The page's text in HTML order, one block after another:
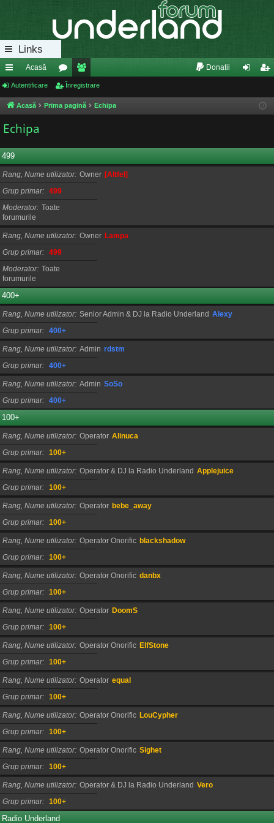
Links
eg
ăt
uri
pi
de
Acasă
or
u
e
m
Donatii
eg
Autentificare Înregistrare
Acasă Prima pagină Echipa
Echipa
499
Rang, Nume utilizator Owner [Altfel]
Grup primar
499
Moderator Toate
forumurile
Rang, Nume utilizator Owner Lampa
Grup primar
499
Moderator Toate
forumurile
400+
Rang, Nume utilizator Senior Admin & DJ la Radio Underland Alexy
Grup primar
400+
Rang, Nume utilizator Admin rdstm
Grup primar
400+
Rang, Nume utilizator Admin SoSo
Grup primar
400+
100+
Rang, Nume utilizator Operator Alinuca
Grup primar
100+
Rang, Nume utilizator Operator & DJ la Radio Underland Applejuice
Grup primar
100+
Rang, Nume utilizator Operator bebe_away
Grup primar
100+
Rang, Nume utilizator Operator Onorific blackshadow
Grup primar
100+
Rang, Nume utilizator Operator Onorific danbx
Grup primar
100+
Rang, Nume utilizator Operator DoomS
Grup primar
100+
Rang, Nume utilizator Operator Onorific ElfStone
Grup primar
100+
Rang, Nume utilizator Operator equal
Grup primar
100+
Rang, Nume utilizator Operator Onorific LouCypher
Grup primar
100+
Rang, Nume utilizator Operator Onorific Sighet
Grup primar
100+
Rang, Nume utilizator Operator & DJ la Radio Underland Vero
Grup primar
100+
Radio Underland